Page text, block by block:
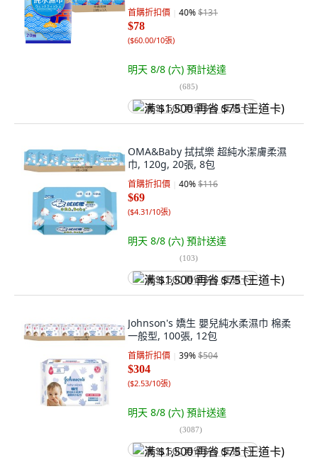
首購折扣價 40%$131
$78
($60.00/10張)
明天 8/8 (六) 預計送達
(685)
满 $1,500 再省 $75 (王道卡)
OMA&Baby 拭拭樂 超純水潔膚柔濕
巾, 120g, 20張, 8包
首購折扣價 40%$116
$69
($4.31/10張)
明天 8/8 (六) 預計送達
(103)
满 $1,500 再省 $75 (王道卡)
Johnson's 嬌生 嬰兒純水柔濕巾 棉柔
一般型, 100張, 12包
首購折扣價 39%$504
$304
($2.53/10張)
明天 8/8 (六) 預計送達
(3087)
满 $1,500 再省 $75 (王道卡)